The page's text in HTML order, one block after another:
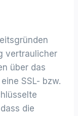
vertraulicher
über das
SSL- bzw.
die